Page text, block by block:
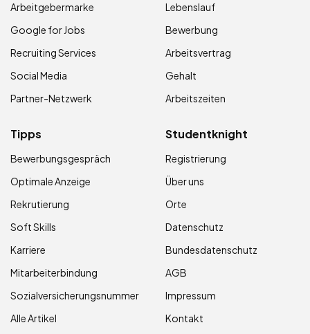
Arbeitgebermarke
Google for Jobs
Recruiting Services
Social Media
Partner-Netzwerk
Lebenslauf
Bewerbung
Arbeitsvertrag
Gehalt
Arbeitszeiten
Tipps
Bewerbungsgespräch
Optimale Anzeige
Rekrutierung
Soft Skills
Karriere
Mitarbeiterbindung
Sozialversicherungsnummer
Alle Artikel
Studentknight
Registrierung
Über uns
Orte
Datenschutz
Bundesdatenschutz
AGB
Impressum
Kontakt